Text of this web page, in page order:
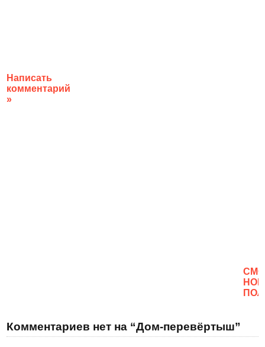
Написать
комментарий
»
Комментариев нет на “Дом-перевёртыш”